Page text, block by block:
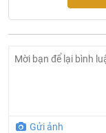
Sản xuất tại
những giờ làm
Gửi ảnh